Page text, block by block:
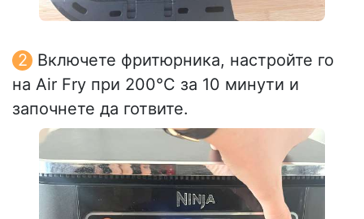
Включете фритюрника, настройте го
на Air Fry при 200°C за 10 минути и
започнете да готвите.